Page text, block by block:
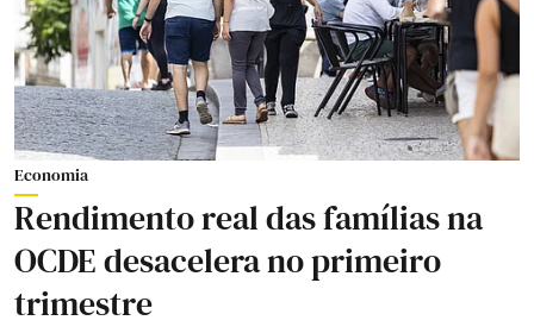
Economia
Rendimento real das famílias na
OCDE desacelera no primeiro
trimestre